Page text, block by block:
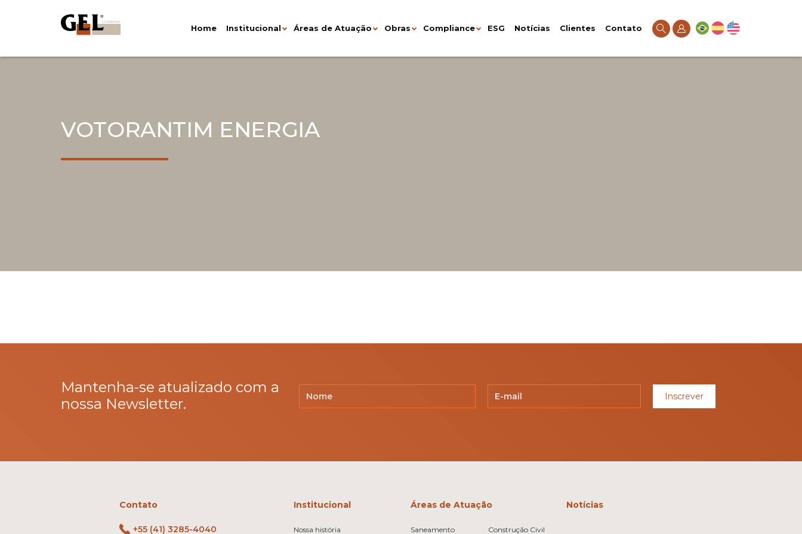
Home Institucional Áreas de Atuação Obras Compliance ESG Notícias Clientes Contato
VOTORANTIM ENERGIA
Mantenha-se atualizado com a
nossa Newsletter.
Inscrever
Contato
+55 (41) 3285-4040
Institucional
Nossa história
Áreas de Atuação
Saneamento Construção Civil
Notícias